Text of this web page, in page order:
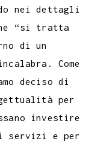
nei dettagli
“si tratta
di un
Come
deciso di
per
investire
servizi e per